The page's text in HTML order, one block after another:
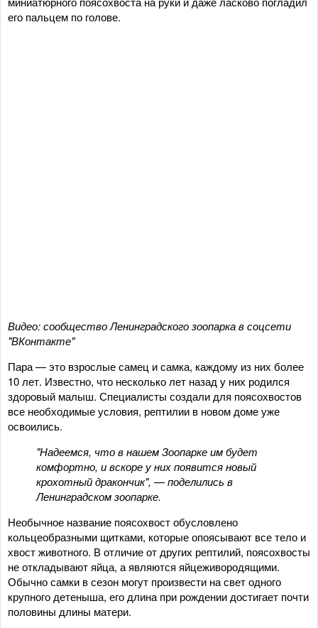
его пальцем по голове.
Видео: сообщество Ленинградского зоопарка в соцсети
"ВКонтакте"
Пара — это взрослые самец и самка, каждому из них более
10 лет. Известно, что несколько лет назад у них родился
здоровый малыш. Специалисты создали для поясохвостов
все необходимые условия, рептилии в новом доме уже
освоились.
"Надеемся, что в нашем Зоопарке им будет
комфортно, и вскоре у них появится новый
крохотный дракончик", — поделились в
Ленинградском зоопарке.
Необычное название поясохвост обусловлено
кольцеобразными щитками, которые опоясывают все тело и
хвост животного. В отличие от других рептилий, поясохвосты
не откладывают яйца, а являются яйцеживородящими.
Обычно самки в сезон могут произвести на свет одного
крупного детеныша, его длина при рождении достигает почти
половины длины матери.